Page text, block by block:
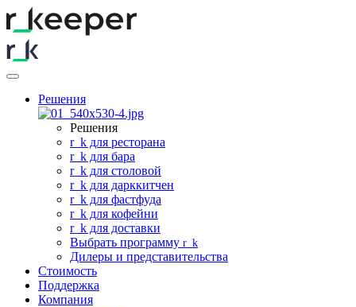
Решения
Решения
r_ k для ресторана
r_ k для бара
r_ k для столовой
r_ k для дарккитчен
r_ k для фастфуда
r_ k для кофейни
r_ k для доставки
Выбрать программу r k
Дилеры и представительства
Стоимость
Поддержка
Компания